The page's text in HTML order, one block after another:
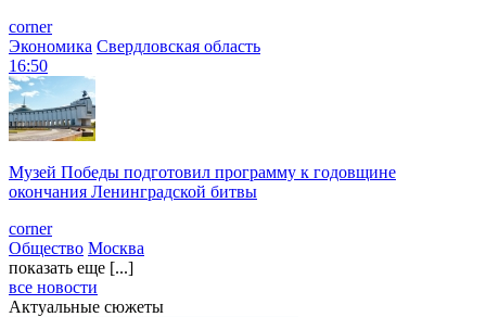
corner
Экономика Свердловская область
16:50
Музей Победы подготовил программу к годовщине
окончания Ленинградской битвы
corner
Общество Москва
показать еще [...]
все новости
Актуальные сюжеты